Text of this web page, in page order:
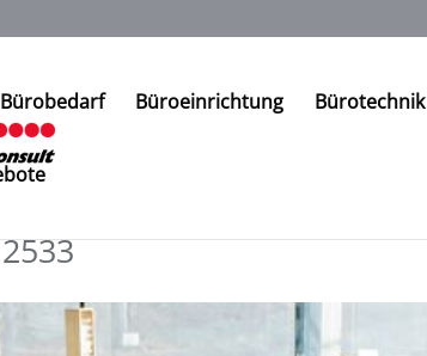
Bürobedarf Büroeinrichtung Bürotechnik